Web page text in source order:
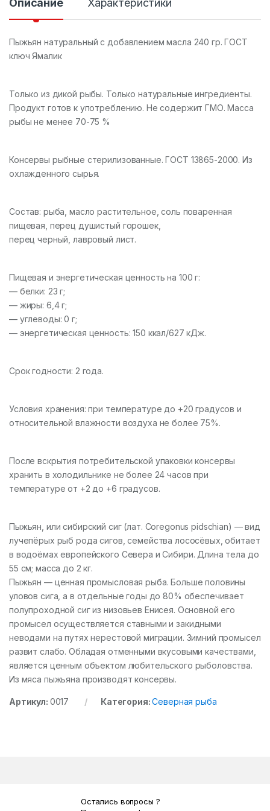
о
Описание Характеристики
Пыжьян натуральный с добавлением масла 240 гр. ГОСТ
ключ Ямалик
Только из дикой рыбы. Только натуральные ингредиенты.
Продукт готов к употреблению. Не содержит ГМО. Масса
рыбы не менее 70-75 %
Консервы рыбные стерилизованные. ГОСТ 13865-2000. Из
охлажденного сырья.
Состав: рыба, масло растительное, соль поваренная
пищевая, перец душистый горошек,
перец черный, лавровый лист.
Пищевая и энергетическая ценность на 100 г:
— белки: 23 г;
— жиры: 6,4 г;
— углеводы: 0 г;
— энергетическая ценность: 150 ккал/627 кДж.
Срок годности: 2 года.
Условия хранения: при температуре до +20 градусов и
относительной влажности воздуха не более 75%.
После вскрытия потребительской упаковки консервы
хранить в холодильнике не более 24 часов при
температуре от +2 до +6 градусов.
Пыжьян, или сибирский сиг (лат. Coregonus pidschian) — вид
лучепёрых рыб рода сигов, семейства лососёвых, обитает
в водоёмах европейского Севера и Сибири. Длина тела до
55 см; масса до 2 кг.
Пыжьян — ценная промысловая рыба. Больше половины
уловов сига, а в отдельные годы до 80% обеспечивает
полупроходной сиг из низовьев Енисея. Основной его
промысел осуществляется ставными и закидными
неводами на путях нерестовой миграции. Зимний промысел
развит слабо. Обладая отменными вкусовыми качествами,
является ценным объектом любительского рыболовства.
Из мяса пыжьяна производят консервы.
Артикул: 0017 Категория:Северная рыба
Остались вопросы ?